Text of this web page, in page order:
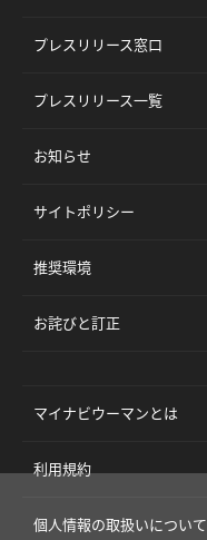
プレスリリース窓口
プレスリリース一覧
お知らせ
サイトポリシー
推奨環境
お詫びと訂正
マイナビウーマンとは
利用規約
個人情報の取扱いについて